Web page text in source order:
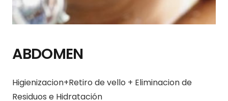
ABDOMEN
Higienizacion+Retiro de vello + Eliminacion de
Residuos e Hidratación